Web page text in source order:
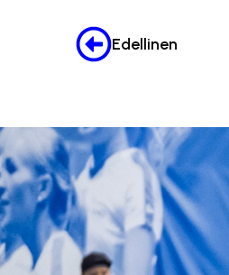
Edellinen